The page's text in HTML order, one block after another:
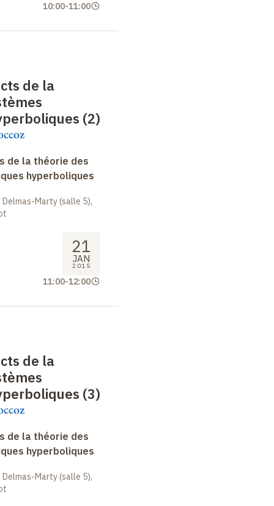
10:00-11:00
de la
(2)
de la théorie des
hyperboliques
Marty (salle 5),
21
JAN
2015
11:00-12:00
de la
(3)
de la théorie des
hyperboliques
Marty (salle 5),